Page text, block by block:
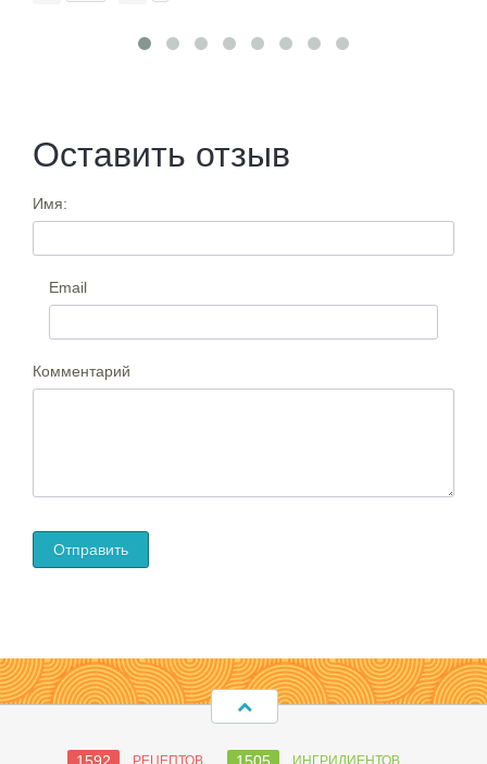
Оставить отзыв
Имя:
Email
Комментарий
1592 РЕЦЕПТОВ 1505 ИНГРИДИЕНТОВ